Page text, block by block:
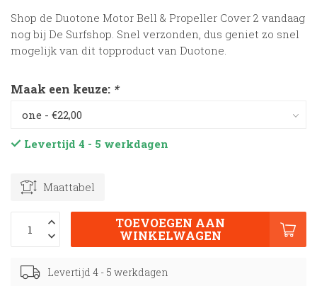
Shop de Duotone Motor Bell & Propeller Cover 2 vandaag
nog bij De Surfshop. Snel verzonden, dus geniet zo snel
mogelijk van dit topproduct van Duotone.
Maak een keuze: *
Levertijd 4 - 5 werkdagen
Maattabel
TOEVOEGEN AAN
WINKELWAGEN
Levertijd 4 - 5 werkdagen